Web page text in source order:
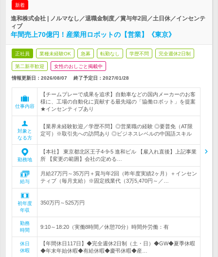
新着
進和株式会社 | ノルマなし／退職金制度／賞与年2回／土日休／インセンテ
ィブ
年間売上70億円！産業用ロボットの【営業】《東京》
正社員 業種未経験OK 急募 転勤なし 学歴不問 完全週休2日制
第二新卒歓迎 女性のおしごと掲載中
情報更新日：2026/08/07 終了予定日： 2027/01/28
仕事内容
【チームプレーで成果を追求】自動車などの国内メーカーのお客
様に、工場の自動化に貢献する最先端の「協働ロボット」を提案
★インセンティブあり
対象と
なる方
【業界未経験歓迎／学歴不問】◎営業職の経験 ◎要普免（AT限
定可）※取引先への訪問あり ◎ビジネスレベルの中国語スキル
勤務地
【本社】 東京都北区王子4-9-5 進和ビル 【雇入れ直後】上記事業
所 【変更の範囲】会社の定める…
給与
月給27万円～35万円＋賞与年2回（昨年度実績2ヶ月）＋インセン
ティブ（毎月支給）※固定残業代（3万5,470円～／…
初年度
年収
350万円～525万円
勤務
時間
9:10～18:20（実働8時間／休憩70分）時間外労働：有
休日
休暇
【年間休日117日】◆完全週休2日制（土・日）◆GW◆夏季休暇
◆年末年始休暇◆有給休暇◆慶弔休暇◆産…